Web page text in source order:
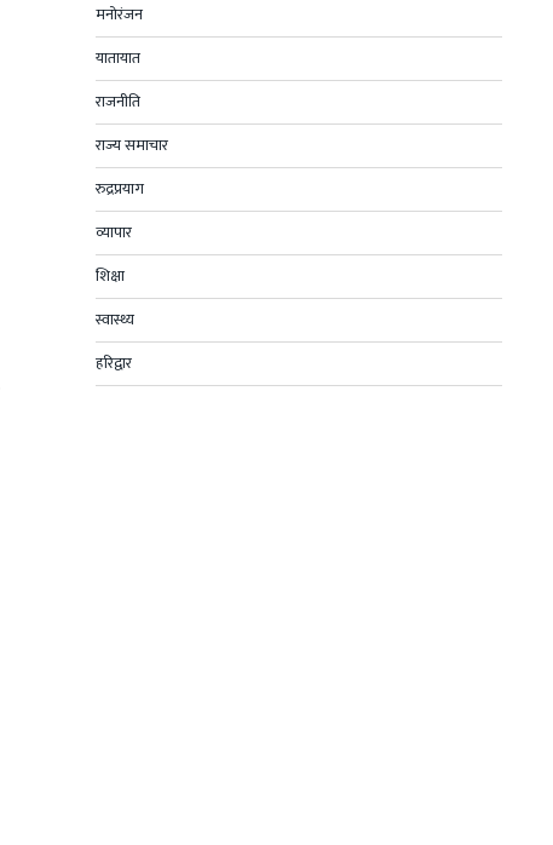
मनोरंजन
यातायात
राजनीति
राज्य समाचार
रुद्रप्रयाग
व्यापार
शिक्षा
स्वास्थ्य
हरिद्वार